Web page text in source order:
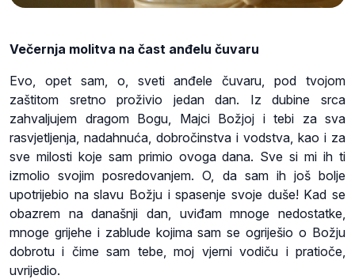
Večernja molitva na čast anđelu čuvaru
Evo, opet sam, o, sveti anđele čuvaru, pod tvojom
zaštitom sretno proživio jedan dan. Iz dubine srca
zahvaljujem dragom Bogu, Majci Božjoj i tebi za sva
rasvjetljenja, nadahnuća, dobročinstva i vodstva, kao i za
sve milosti koje sam primio ovoga dana. Sve si mi ih ti
izmolio svojim posredovanjem. O, da sam ih još bolje
upotrijebio na slavu Božju i spasenje svoje duše! Kad se
obazrem na današnji dan, uviđam mnoge nedostatke,
mnoge grijehe i zablude kojima sam se ogriješio o Božju
dobrotu i čime sam tebe, moj vjerni vodiču i pratioče,
uvrijedio.